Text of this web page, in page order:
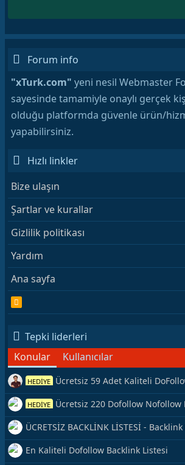
Forum info
"xTurk.com" yeni nesil Webmaster
sayesinde tamamiyle onaylı gerçek
olduğu platformda güvenle ürün/
yapabilirsiniz.
Hızlı linkler
Bize ulaşın
Şartlar ve kurallar
Gizlilik politikası
Yardım
Ana sayfa
S
Tepki liderleri
Konular
Kullanıcılar
HEDİYE Ücretsiz 59 Adet Kaliteli
Kaynağı Veriyorum.
HEDİYE Ücretsiz 220 Dofollow Nofollow
Veriyorum
ÜCRETSİZ BACKLİNK LİSTESİ - Backlink
Hemen Yetiş!
En Kaliteli Dofollow Backlink Listesi